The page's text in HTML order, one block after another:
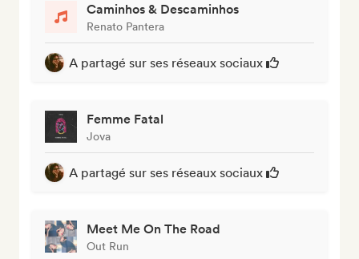
Caminhos & Descaminhos
Renato Pantera
A partagé sur ses réseaux sociaux
Femme Fatal
Jova
A partagé sur ses réseaux sociaux
Meet Me On The Road
Out Run